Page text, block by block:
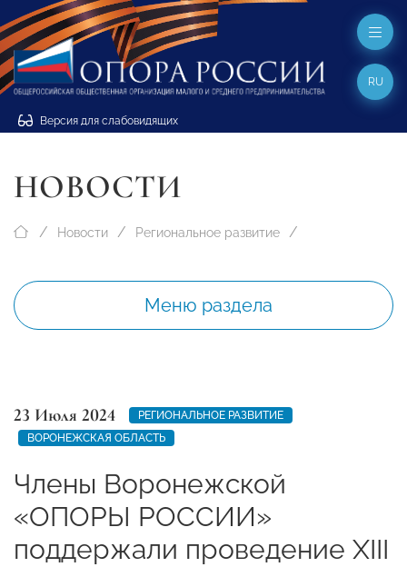
Версия для слабовидящих
RU
НОВОСТИ
Новости Региональное развитие
Меню раздела
23 Июля 2024
РЕГИОНАЛЬНОЕ РАЗВИТИЕ
ВОРОНЕЖСКАЯ ОБЛАСТЬ
Члены Воронежской
«ОПОРЫ РОССИИ»
поддержали проведение XIII